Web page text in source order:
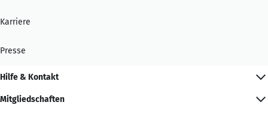
Karriere
Presse
Hilfe & Kontakt
Mitgliedschaften